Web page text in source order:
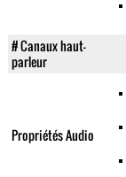
# Canaux haut-
parleur
Propriétés Audio